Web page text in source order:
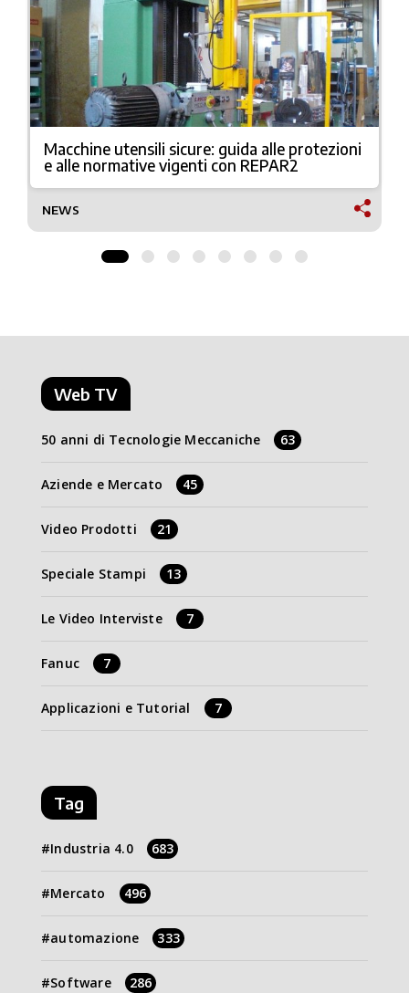
Macchine utensili sicure: guida alle protezioni
e alle normative vigenti con REPAR2
NEWS
Web TV
50 anni di Tecnologie Meccaniche 63
Aziende e Mercato 45
Video Prodotti 21
Speciale Stampi 13
Le Video Interviste 7
Fanuc 7
Applicazioni e Tutorial 7
Tag
Industria 4.0 683
Mercato 496
automazione 333
Software 286